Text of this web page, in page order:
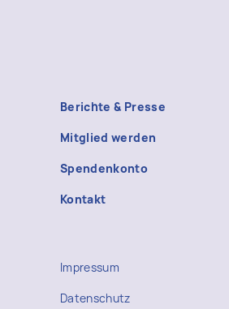
Berichte & Presse
Mitglied werden
Spendenkonto
Kontakt
Impressum
Datenschutz